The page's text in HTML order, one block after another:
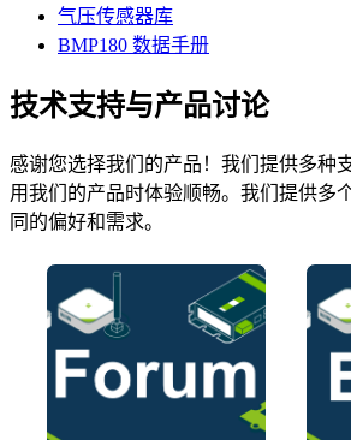
气压传感器库
BMP180 数据手册
技术支持与产品讨论
感谢您选择我们的产品！我们提供多种
用我们的产品时体验顺畅。我们提供多
同的偏好和需求。